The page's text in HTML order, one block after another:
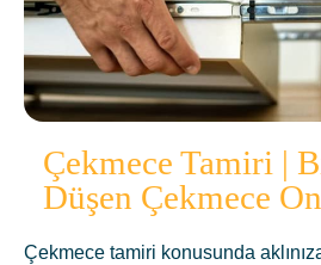
Çekmece Tamiri |
Düşen Çekmece
Çekmece tamiri konusunda